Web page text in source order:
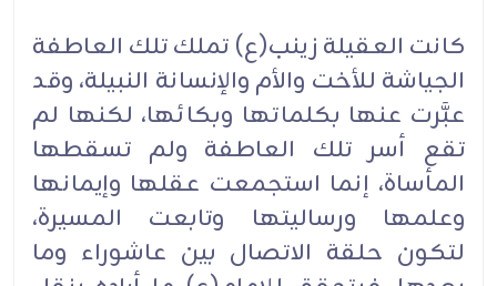
كانت العقيلة زينب(ع) تملك تلك العاطفة
الجياشة للأخت والأم والإنسانة النبيلة، وقد
عبَّرت عنها بكلماتها وبكائها، لكنها لم
تقع أسر تلك العاطفة ولم تسقطها
المأساة، إنما استجمعت عقلها وإيمانها
وعلمها ورساليتها وتابعت المسيرة،
لتكون حلقة الاتصال بين عاشوراء وما